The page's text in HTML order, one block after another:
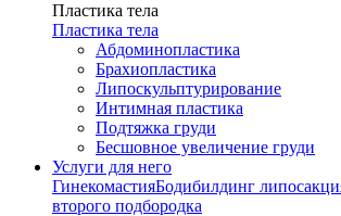
Пластика тела
Пластика тела
Абдоминопластика
Брахиопластика
Липоскульптурирование
Интимная пластика
Подтяжка груди
Бесшовное увеличение груди
Услуги для него
ГинекомастияБодибилдинг
второго подбородка